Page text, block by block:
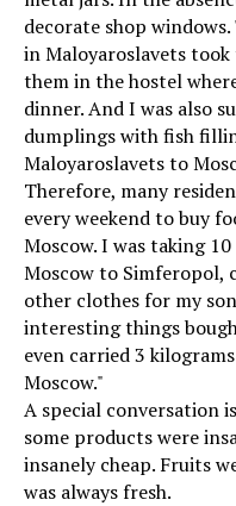
decorate shop
in Maloyaroslavets took
them in the hostel
dinner. And I was also
dumplings with fish
Maloyaroslavets to
Therefore, many
every weekend to buy
Moscow. I was taking
Moscow to Simferopol,
other clothes for my
interesting things
even carried 3
Moscow."
A special conversation
some products were
insanely cheap. Fruits
was always fresh.